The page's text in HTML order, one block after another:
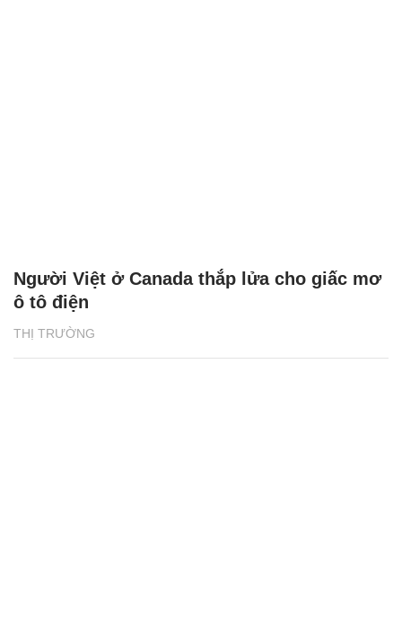
THỊ TRƯỜNG
Người Việt ở Canada thắp lửa cho giấc mơ
ô tô điện